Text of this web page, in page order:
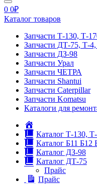
0 0₽
Каталог товаров
Запчасти Т-130, Т-
Запчасти ДТ-75, Т-
Запчасти ДЗ-98
Запчасти Урал
Запчасти ЧЕТРА
Запчасти Shantui
Запчасти Caterpillar
Запчасти Komatsu
Каталоги для
Каталог Т-130,
Каталог Б11 Б12
Каталог ДЗ-98
Каталог ДТ-75
Прайс
Прайс